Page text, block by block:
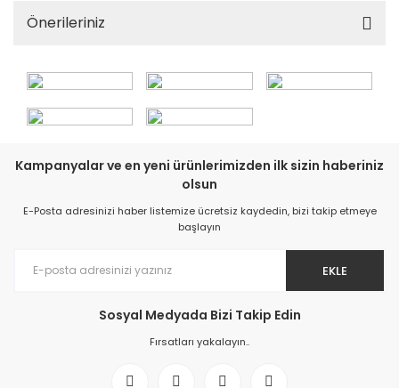
Önerileriniz
Kampanyalar ve en yeni ürünlerimizden ilk sizin haberiniz
olsun
E-Posta adresinizi haber listemize ücretsiz kaydedin, bizi takip etmeye
başlayın
EKLE
Sosyal Medyada Bizi Takip Edin
Fırsatları yakalayın..